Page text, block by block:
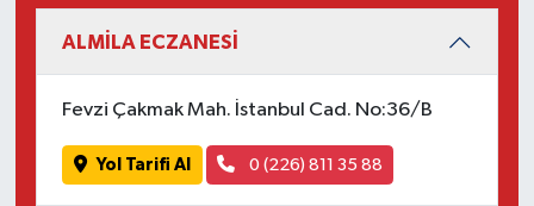
ALMİLA ECZANESİ
Fevzi Çakmak Mah. İstanbul Cad. No:36/B
Yol Tarifi Al 0 (226) 811 35 88